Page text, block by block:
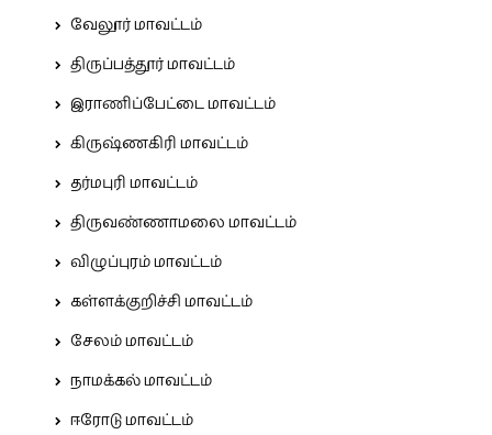
வேலூர் மாவட்டம்
திருப்பத்தூர் மாவட்டம்
இராணிப்பேட்டை மாவட்டம்
கிருஷ்ணகிரி மாவட்டம்
தர்மபுரி மாவட்டம்
திருவண்ணாமலை மாவட்டம்
விழுப்புரம் மாவட்டம்
கள்ளக்குறிச்சி மாவட்டம்
சேலம் மாவட்டம்
நாமக்கல் மாவட்டம்
ஈரோடு மாவட்டம்